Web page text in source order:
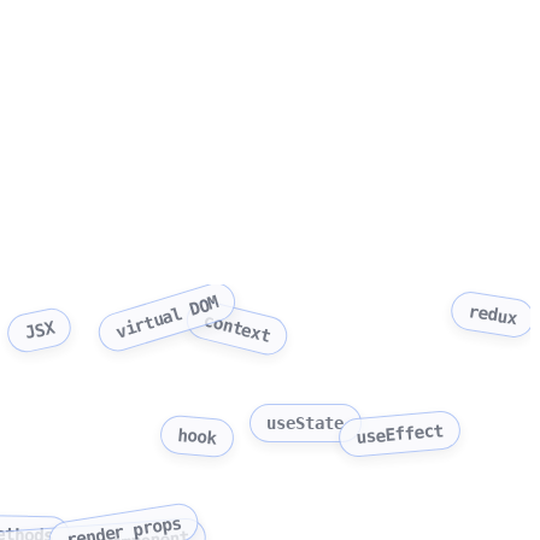
JSX virtual DOMcontext redux
hook
useState useEffect
render props